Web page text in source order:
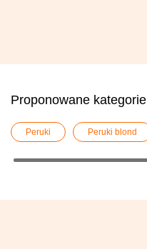
Proponowane kategorie
Peruki Peruki blond